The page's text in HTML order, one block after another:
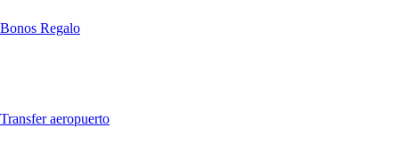
Bonos Regalo
Transfer aeropuerto